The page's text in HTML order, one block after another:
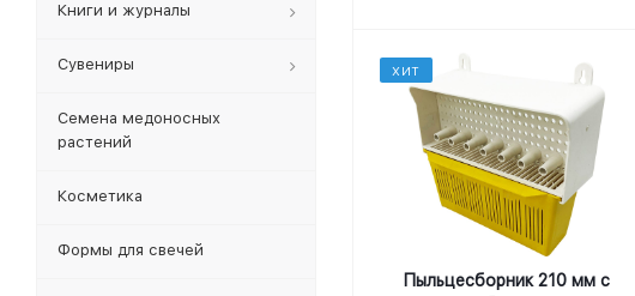
ХИТ
Пыльцесборник 210 мм с
Книги и журналы
Сувениры
Семена медоносных
растений
Косметика
Формы для свечей